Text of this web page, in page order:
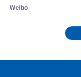
Weibo